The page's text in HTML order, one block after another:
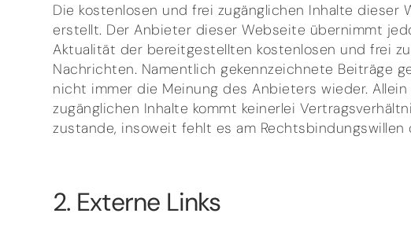
Die kostenlosen und frei zugänglichen Inhalte
erstellt. Der Anbieter dieser Webseite übernimmt
Aktualität der bereitgestellten kostenlosen und frei
Nachrichten. Namentlich gekennzeichnete Beiträge
nicht immer die Meinung des Anbieters wieder.
zugänglichen Inhalte kommt keinerlei
zustande, insoweit fehlt es am Rechtsbindungswillen
2. Externe Links